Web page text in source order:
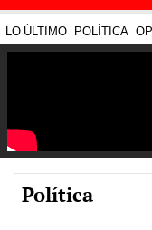
LO ÚLTIMO POLÍTICA
Política